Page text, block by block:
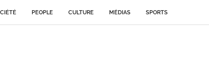
PEOPLE CULTURE MÉDIAS SPORTS